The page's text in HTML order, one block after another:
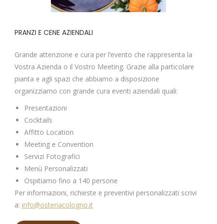
PRANZI E CENE AZIENDALI
Grande attenzione e cura per l’evento che rappresenta la
Vostra Azienda o il Vostro Meeting. Grazie alla particolare
pianta e agli spazi che abbiamo a disposizione
organizziamo con grande cura eventi aziendali quali:
Presentazioni
Cocktails
Affitto Location
Meeting e Convention
Servizi Fotografici
Menù Personalizzati
Ospitiamo fino a 140 persone
Per informazioni, richieste e preventivi personalizzati scrivi
a: info@osteriacologno.it